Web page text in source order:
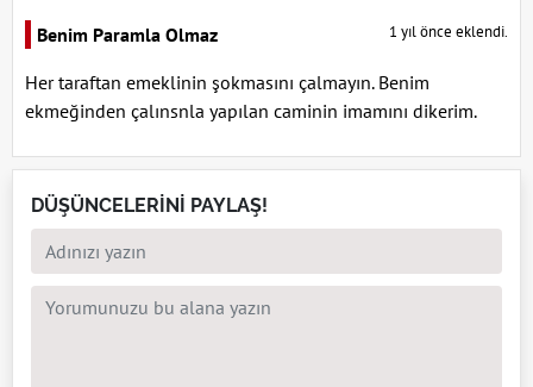
Benim Paramla Olmaz 1 yıl önce eklendi.
Her taraftan emeklinin şokmasını çalmayın. Benim
ekmeğinden çalınsnla yapılan caminin imamını dikerim.
DÜŞÜNCELERİNİ PAYLAŞ!